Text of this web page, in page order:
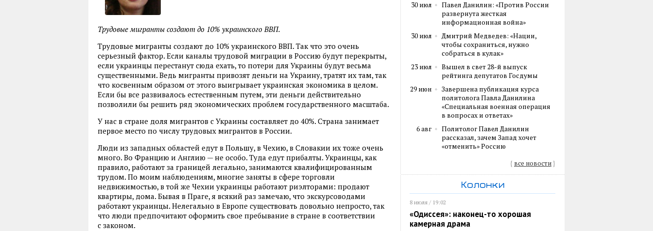
Трудовые мигранты создают до 10% украинского ВВП.
Трудовые мигранты создают до 10% украинского ВВП. Так что это очень
серьезный фактор. Если каналы трудовой миграции в Россию будут перекрыты,
если украинцы перестанут сюда ехать, то потери для Украины будут весьма
существенными. Ведь мигранты привозят деньги на Украину, тратят их там, так
что косвенным образом от этого выигрывает украинская экономика в целом.
Если бы все развивалось естественным путем, эти деньги действительно
позволили бы решить ряд экономических проблем государственного масштаба.
У нас в стране доля мигрантов с Украины составляет до 40%. Страна занимает
первое место по числу трудовых мигрантов в России.
Люди из западных областей едут в Польшу, в Чехию, в Словакии их тоже очень
много. Во Францию и Англию — не особо. Туда едут прибалты. Украинцы, как
правило, работают за границей легально, занимаются квалифицированным
трудом. По моим наблюдениям, многие заняты в сфере торговли
недвижимостью, в той же Чехии украинцы работают риэлторами: продают
квартиры, дома. Бывая в Праге, я всякий раз замечаю, что экскурсоводами
работают украинцы. Нелегально в Европе существовать довольно непросто, так
что люди предпочитают оформить свое пребывание в стране в соответствии
с законом.
30 июл
Павел Данилин: «Против России
развернута жесткая
информационная война»
30 июл
Дмитрий Медведев: «Нации,
чтобы сохраниться, нужно
собраться в кулак»
23 июл
Вышел в свет 28-й выпуск
рейтинга депутатов Госдумы
29 июн
Завершена публикация курса
политолога Павла Данилина
«Специальная военная операция
в вопросах и ответах»
6 авг
Политолог Павел Данилин
рассказал, зачем Запад хочет
«отменить» Россию
{ все новости}
Колонки
8 июля / 19:02
«Одиссея»: наконец-то хорошая
камерная драма